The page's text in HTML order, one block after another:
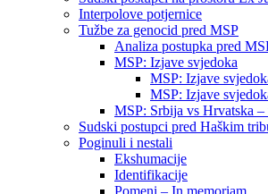
Interpolove potjernice
Tužbe za genocid pred MSP
Analiza postupka pred
MSP: Izjave svjedoka
MSP: Izjave
MSP: Izjave
MSP: Srbija vs Hrvatska –
Sudski postupci pred Haškim
Poginuli i nestali
Ekshumacije
Identifikacije
Pomeni – In memoriam